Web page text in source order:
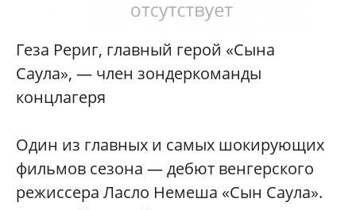
Геза Рериг, главный герой «Сына
Саула», — член зондеркоманды
концлагеря
Один из главных и самых шокирующих
фильмов сезона — дебют венгерского
режиссера Ласло Немеша «Сын Саула».